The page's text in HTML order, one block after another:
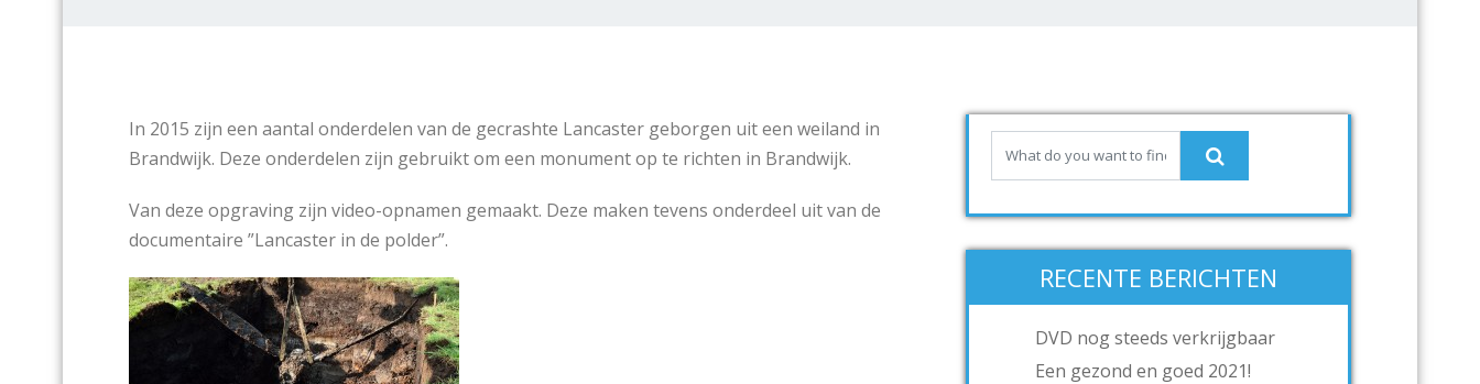
In 2015 zijn een aantal onderdelen van de gecrashte Lancaster geborgen uit een weiland in
Brandwijk. Deze onderdelen zijn gebruikt om een monument op te richten in Brandwijk.
Van deze opgraving zijn video-opnamen gemaakt. Deze maken tevens onderdeel uit van de
documentaire ”Lancaster in de polder”.
RECENTE BERICHTEN
DVD nog steeds verkrijgbaar
Een gezond en goed 2021!